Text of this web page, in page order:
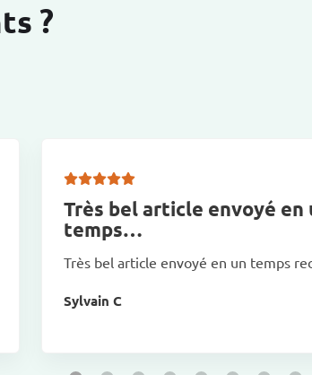
?
Très bel article envoyé en
temps…
Très bel article envoyé en un temps
Sylvain C